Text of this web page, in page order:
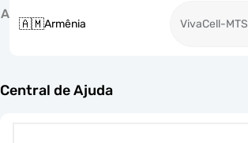
A
🇦🇲Armênia VivaCell-MTS
Central de Ajuda